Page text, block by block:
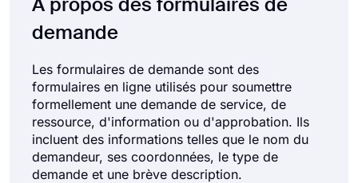
À propos des formulaires de
demande
Les formulaires de demande sont des
formulaires en ligne utilisés pour soumettre
formellement une demande de service, de
ressource, d'information ou d'approbation. Ils
incluent des informations telles que le nom du
demandeur, ses coordonnées, le type de
demande et une brève description.